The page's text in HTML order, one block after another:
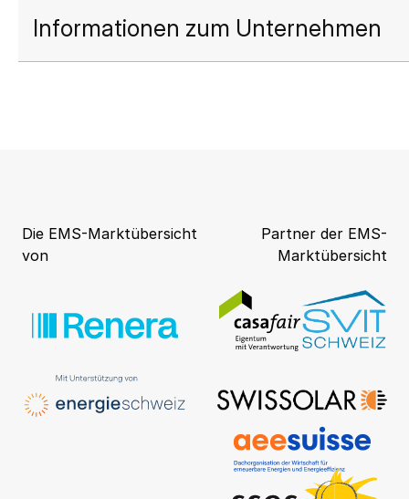
Informationen zum Unternehmen
Die EMS-Marktübersicht
von
Partner der EMS-
Marktübersicht